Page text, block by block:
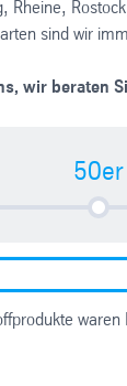
Rheine,
sind wir
wir beraten
50er
waren